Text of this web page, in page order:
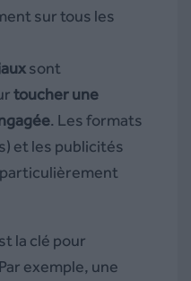
sur tous les
sont
toucher une
. Les formats
et les publicités
la clé pour
exemple, une